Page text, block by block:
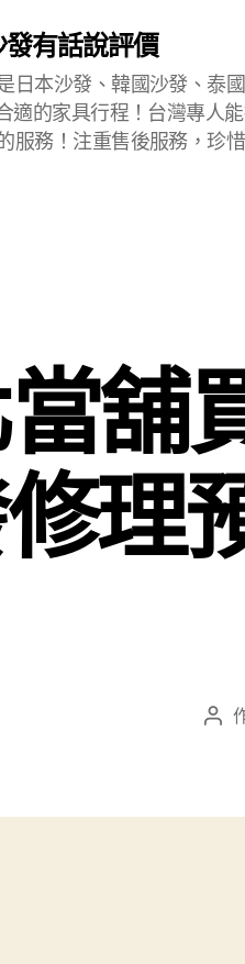
有話說評價
日本沙發、韓國沙發、泰
適的家具行程！台灣專人
服務！注重售後服務，珍
舖
理
文